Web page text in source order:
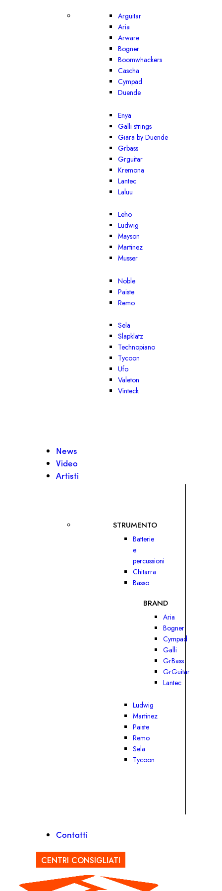
Arguitar
Aria
Arware
Bogner
Boomwhackers
Cascha
Cympad
Duende
Enya
Galli strings
Giara by Duende
Grbass
Grguitar
Kremona
Lantec
Laluu
Leho
Ludwig
Mayson
Martinez
Musser
Noble
Paiste
Remo
Sela
Slapklatz
Technopiano
Tycoon
Ufo
Valeton
Vinteck
News
Video
Artisti
STRUMENTO
Batterie
e
percussioni
Chitarra
Basso
BRAND
Aria
Bogner
Cympad
Galli
GrBass
GrGuitar
Lantec
Ludwig
Martinez
Paiste
Remo
Sela
Tycoon
Contatti
CENTRI CONSIGLIATI